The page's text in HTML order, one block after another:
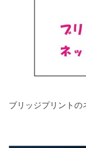
ブリッジプリント